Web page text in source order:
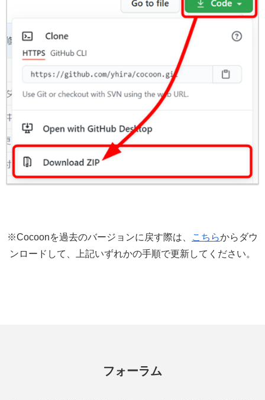
※Cocoonを過去のバージョンに戻す際は、 こちらからダウ
ンロードして、上記いずれかの手順で更新してください。
フォーラム